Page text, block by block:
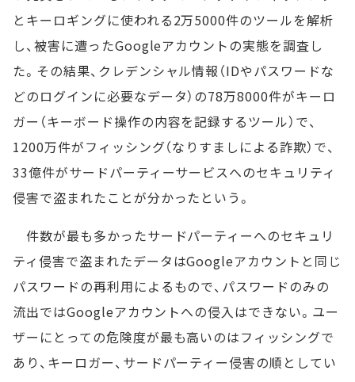
とキーロギングに使われる2万5000件のツールを解析
し、被害に遭ったGoogleアカウントの実態を調査し
た。その結果、クレデンシャル情報（IDやパスワードな
どのログインに必要なデータ）の78万8000件がキーロ
ガー（キーボード操作の内容を記録するツール）で、
1200万件がフィッシング（なりすましによる詐欺）で、
33億件がサードパーティーサービスへのセキュリティ
侵害で盗まれたことが分かったという。
件数が最も多かったサードパーティーへのセキュリ
ティ侵害で盗まれたデータはGoogleアカウントと同じ
パスワードの再利用によるもので、パスワードのみの
流出ではGoogleアカウントへの侵入はできない。ユー
ザーにとっての危険度が最も高いのはフィッシングで
あり、キーロガー、サードパーティー侵害の順としてい